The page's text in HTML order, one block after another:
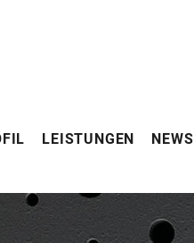
LEISTUNGEN NEWS